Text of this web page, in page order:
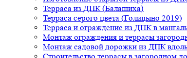
Терраса из ДПК (Балашиха)
Терраса серого цвета (Голицыно 2019)
Терраса и ограждение из ДПК в
Монтаж ограждения и террасы
Монтаж садовой дорожки из ДПК